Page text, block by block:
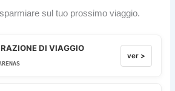
sul tuo prossimo viaggio.
DI VIAGGIO
ver >